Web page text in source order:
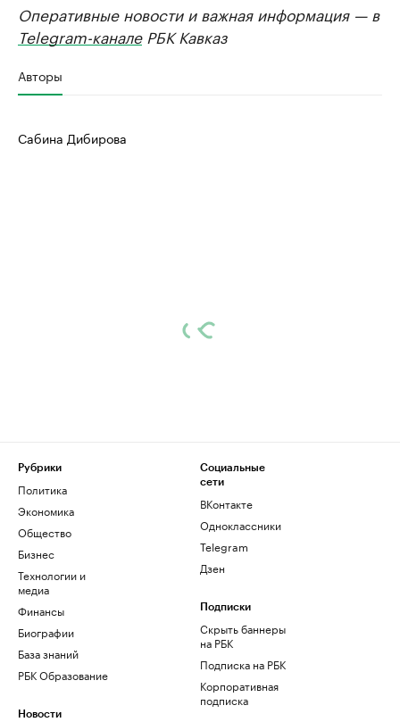
Оперативные новости и важная информация — в
Telegram-каналеРБК Кавказ
Авторы
Сабина Дибирова
Рубрики
Политика
Экономика
Общество
Бизнес
Технологии и
медиа
Финансы
Биографии
База знаний
РБК Образование
Новости
Социальные
сети
ВКонтакте
Одноклассники
Telegram
Дзен
Подписки
Скрыть баннеры
на РБК
Подписка на РБК
Корпоративная
подписка